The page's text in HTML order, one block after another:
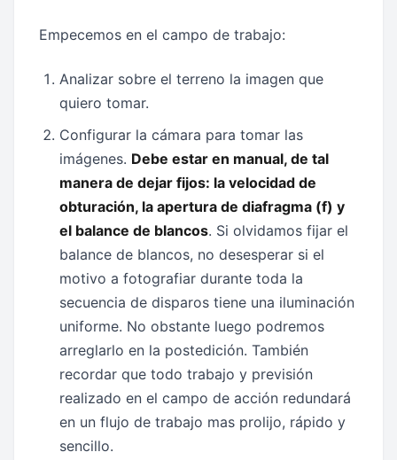
Empecemos en el campo de trabajo:
Analizar sobre el terreno la imagen que
quiero tomar.
Configurar la cámara para tomar las
imágenes. Debe estar en manual, de tal
manera de dejar fijos: la velocidad de
obturación, la apertura de diafragma (f) y
el balance de blancos. Si olvidamos fijar el
balance de blancos, no desesperar si el
motivo a fotografiar durante toda la
secuencia de disparos tiene una iluminación
uniforme. No obstante luego podremos
arreglarlo en la postedición. También
recordar que todo trabajo y previsión
realizado en el campo de acción redundará
en un flujo de trabajo mas prolijo, rápido y
sencillo.